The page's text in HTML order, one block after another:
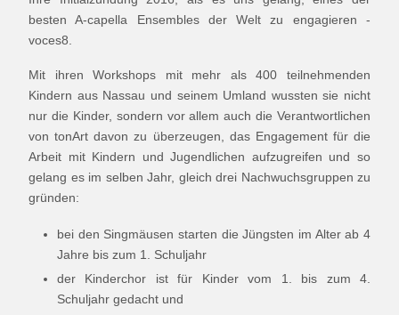
besten A-capella Ensembles der Welt zu engagieren -
voces8.
Mit ihren Workshops mit mehr als 400 teilnehmenden
Kindern aus Nassau und seinem Umland wussten sie nicht
nur die Kinder, sondern vor allem auch die Verantwortlichen
von tonArt davon zu überzeugen, das Engagement für die
Arbeit mit Kindern und Jugendlichen aufzugreifen und so
gelang es im selben Jahr, gleich drei Nachwuchsgruppen zu
gründen:
bei den Singmäusen starten die Jüngsten im Alter ab 4
Jahre bis zum 1. Schuljahr
der Kinderchor ist für Kinder vom 1. bis zum 4.
Schuljahr gedacht und